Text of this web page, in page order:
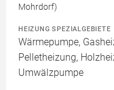
Mohrdorf)
HEIZUNG SPEZIALGEBIETE
Wärmepumpe,
Pelletheizung,
Umwälzpumpe